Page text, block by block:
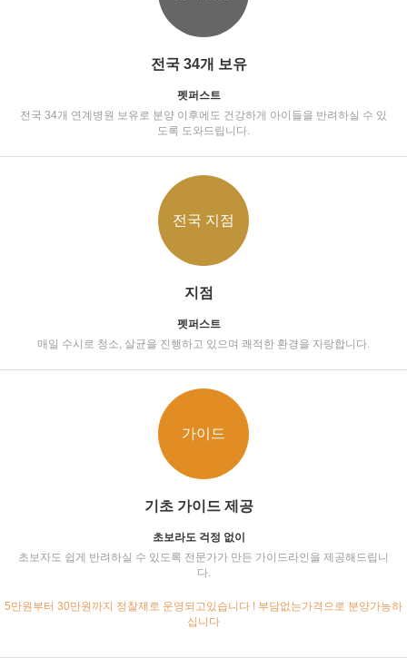
전국 34개 보유
펫퍼스트
전국 34개 연계병원 보유로 분양 이후에도 건강하게 아이들을 반려하실 수 있
도록 도와드립니다.
전국 지점
지점
펫퍼스트
매일 수시로 청소, 살균을 진행하고 있으며 쾌적한 환경을 자랑합니다.
가이드
기초 가이드 제공
초보라도 걱정 없이
초보자도 쉽게 반려하실 수 있도록 전문가가 만든 가이드라인을 제공해드립니
다.
5만원부터 30만원까지 정찰제로 운영되고있습니다 ! 부담없는가격으로 분양가능하
십니다